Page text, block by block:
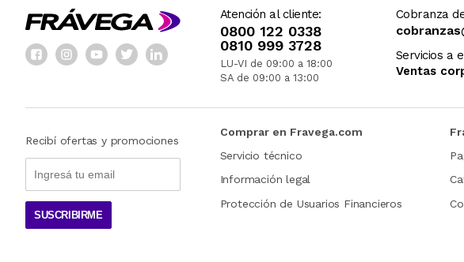
Atención al cliente:
0800 122 0338
0810 999 3728
LU-VI de 09:00 a 18:00
SA de 09:00 a 13:00
Cobranza
Servicios a
Ventas
Recibí ofertas y promociones
SUSCRIBIRME
Comprar en Fravega.com
Servicio técnico
Información legal
Protección de Usuarios Financieros